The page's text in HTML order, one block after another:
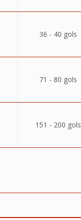
36 - 40 gols
71 - 80 gols
151 - 200 gols